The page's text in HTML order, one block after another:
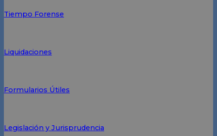
Tiempo Forense
Liquidaciones
Formularios Útiles
Legislación y Jurisprudencia